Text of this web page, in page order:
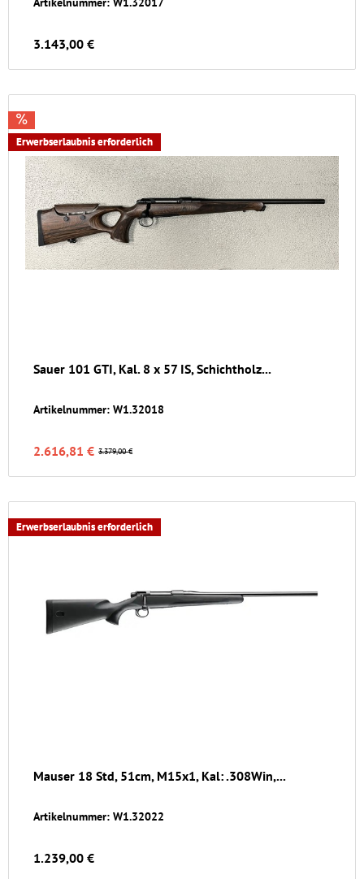
3.143,00 €
Erwerbserlaubnis erforderlich
Sauer 101 GTI, Kal. 8 x 57 IS, Schichtholz...
Artikelnummer: W1.32018
3.379,00 €
2.616,81 €
Erwerbserlaubnis erforderlich
Mauser 18 Std, 51cm, M15x1, Kal: .308Win,...
Artikelnummer: W1.32022
1.239,00 €